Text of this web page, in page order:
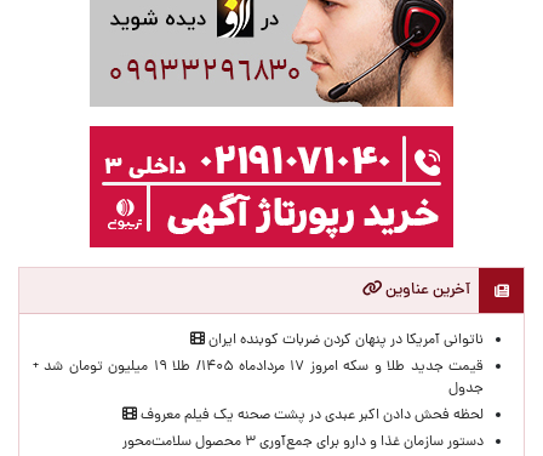
آخرین عناوین
ناتوانی آمریکا در پنهان کردن ضربات کوبنده ایران
قیمت جدید طلا و سکه امروز ۱۷ مردادماه ۱۴۰۵/ طلا ۱۹ میلیون تومان شد +
جدول
لحظه‌ فحش دادن اکبر عبدی در پشت صحنه یک فیلم معروف
دستور سازمان غذا و دارو برای جمع‌آوری ۳ محصول سلامت‌محور